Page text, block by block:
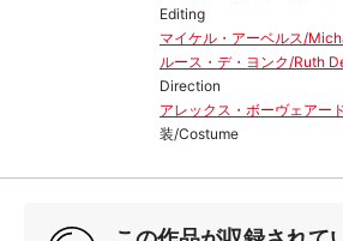
Editing
マイケル・アーベルス/
ルース・デ・ヨンク/Ruth
Direction
アレックス・ボーヴェアー
装/Costume